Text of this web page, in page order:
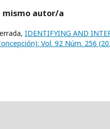
mismo autor/a
IDENTIFYING AND
Vol. 92 Núm. 256